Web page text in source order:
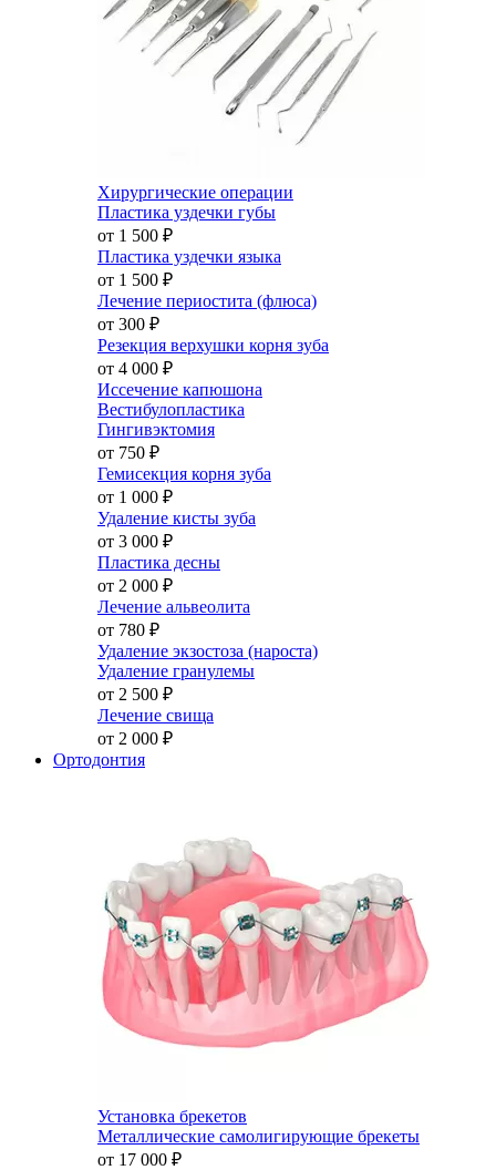
Хирургические операции
Пластика уздечки губы
от 1 500 ₽
Пластика уздечки языка
от 1 500 ₽
Лечение периостита (флюса)
от 300 ₽
Резекция верхушки корня зуба
от 4 000 ₽
Иссечение капюшона
Вестибулопластика
Гингивэктомия
от 750 ₽
Гемисекция корня зуба
от 1 000 ₽
Удаление кисты зуба
от 3 000 ₽
Пластика десны
от 2 000 ₽
Лечение альвеолита
от 780 ₽
Удаление экзостоза (нароста)
Удаление гранулемы
от 2 500 ₽
Лечение свища
от 2 000 ₽
Ортодонтия
Установка брекетов
Металлические самолигирующие брекеты
от 17 000 ₽